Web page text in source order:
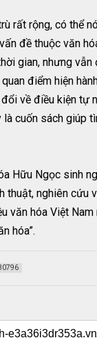
rất rộng, có thể
đề thuộc văn
gian, nhưng
điểm hiện
về điều kiện tự
cuốn sách giúp
Hữu Ngọc sinh
thuật, nghiên cứu
văn hóa Việt
hóa”.